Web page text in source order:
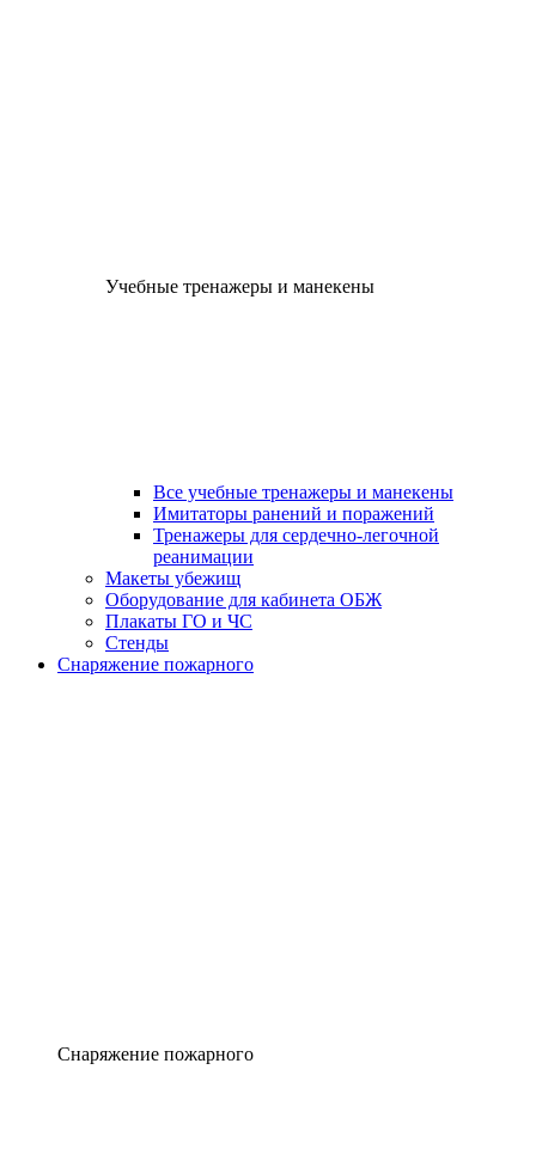
Учебные тренажеры и манекены
Все учебные тренажеры и манекены
Имитаторы ранений и поражений
Тренажеры для сердечно-легочной
реанимации
Макеты убежищ
Оборудование для кабинета ОБЖ
Плакаты ГО и ЧС
Стенды
Снаряжение пожарного
Снаряжение пожарного